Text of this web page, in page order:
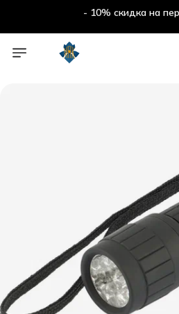
- 10% скидка на